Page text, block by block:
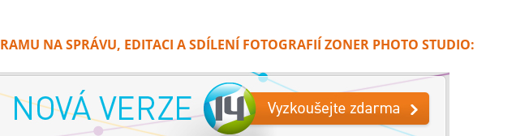
NA SPRÁVU, EDITACI A SDÍLENÍ FOTOGRAFIÍ ZONER PHOTO STUDIO: